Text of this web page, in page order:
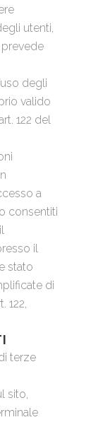
utenti,
prevede
degli
valido
122 del
a
consentiti
il
stato
di
122,
terze
sito,